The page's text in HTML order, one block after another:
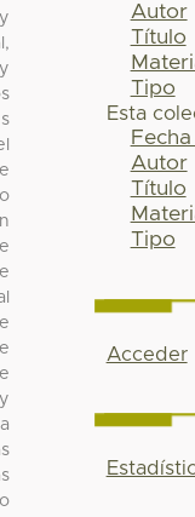
Autor
Título
Tipo
Esta
Autor
Título
Tipo
Acceder